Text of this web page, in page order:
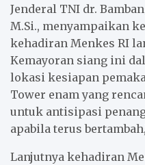
Jenderal TNI dr.
M.Si., menyampaikan
kehadiran Menkes RI
Kemayoran siang ini
lokasi kesiapan
Tower enam yang
untuk antisipasi
apabila terus
Lanjutnya kehadiran